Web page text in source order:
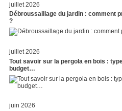
juillet 2026
Débroussaillage du jardin : comment
?
juillet 2026
Tout savoir sur la pergola en bois :
budget…
juin 2026